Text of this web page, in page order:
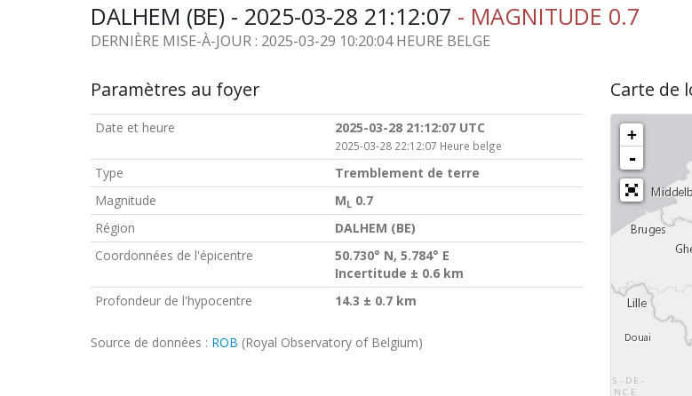
DALHEM (BE) - 2025-03-28 21:12:07 - MAGNITUDE 0.7
DERNIÈRE MISE-À-JOUR : 2025-03-29 10:20:04 HEURE BELGE
Paramètres au foyer
Date et heure 2025-03-28 21:12:07 UTC
2025-03-28 22:12:07 Heure belge
Type
Tremblement de terre
Magnitude
ML 0.7
Région
DALHEM (BE)
Coordonnées de l'épicentre
50.730° N, 5.784° E
Incertitude ± 0.6 km
Profondeur de l'hypocentre
14.3 ± 0.7 km
Source de données : ROB (Royal Observatory of Belgium)
Carte de
+
-